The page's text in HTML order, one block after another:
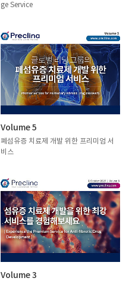
ge Service
Volume 5
폐섬유증 치료제 개발 위한 프리미엄 서
비스
Volume 3